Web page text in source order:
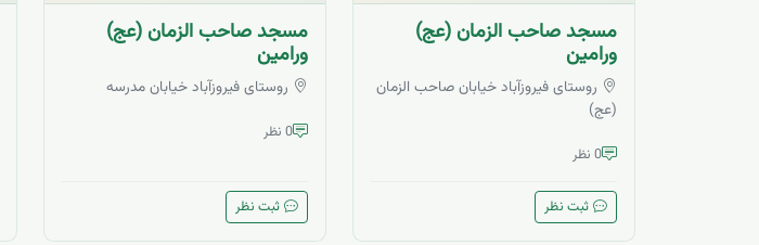
مسجد صاحب الزمان (عج)
ورامین
روستای فیروزآباد خیابان صاحب الزمان
(عج)
0 نظر
ثبت نظر
مسجد صاحب الزمان (عج)
ورامین
روستای فیروزآباد خیابان مدرسه
0 نظر
ثبت نظر